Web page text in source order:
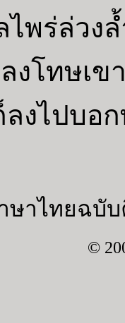
พร่ล่วง
งโทษเข
ลงไปบ
ษาไทยฉบับ
©